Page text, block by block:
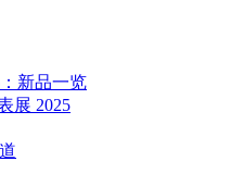
：新品一览
展 2025